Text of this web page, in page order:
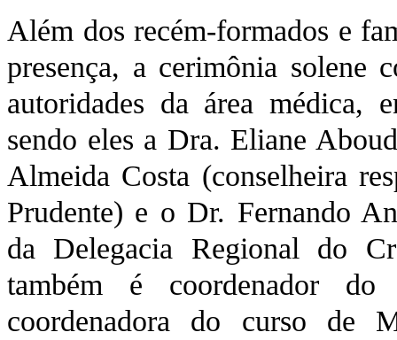
Além dos recém-formados e
presença, a cerimônia solene
autoridades da área médica,
sendo eles a Dra. Eliane
Almeida Costa (conselheira
Prudente) e o Dr. Fernando
da Delegacia Regional do
também é coordenador
coordenadora do curso de